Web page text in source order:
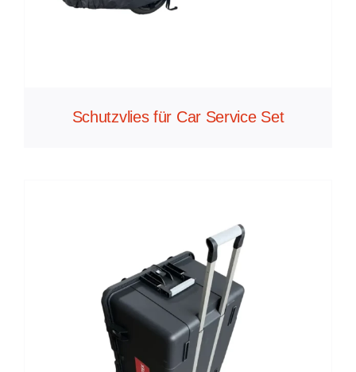
Schutzvlies für Car Service Set